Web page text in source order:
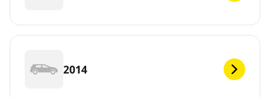
2014